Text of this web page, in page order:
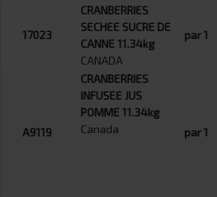
17023
CRANBERRIES
SECHEE SUCRE DE
CANNE 11.34kg
CANADA
par 1
A9119
CRANBERRIES
INFUSEE JUS
POMME 11.34kg
Canada
par 1